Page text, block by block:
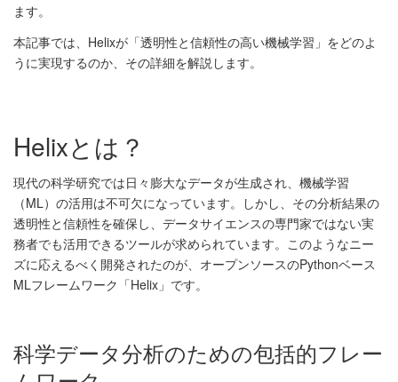
ます。
本記事では、Helixが「透明性と信頼性の高い機械学習」をどのよ
うに実現するのか、その詳細を解説します。
Helixとは？
現代の科学研究では日々膨大なデータが生成され、機械学習
（ML）の活用は不可欠になっています。しかし、その分析結果の
透明性と信頼性を確保し、データサイエンスの専門家ではない実
務者でも活用できるツールが求められています。このようなニー
ズに応えるべく開発されたのが、オープンソースのPythonベース
MLフレームワーク「Helix」です。
科学データ分析のための包括的フレー